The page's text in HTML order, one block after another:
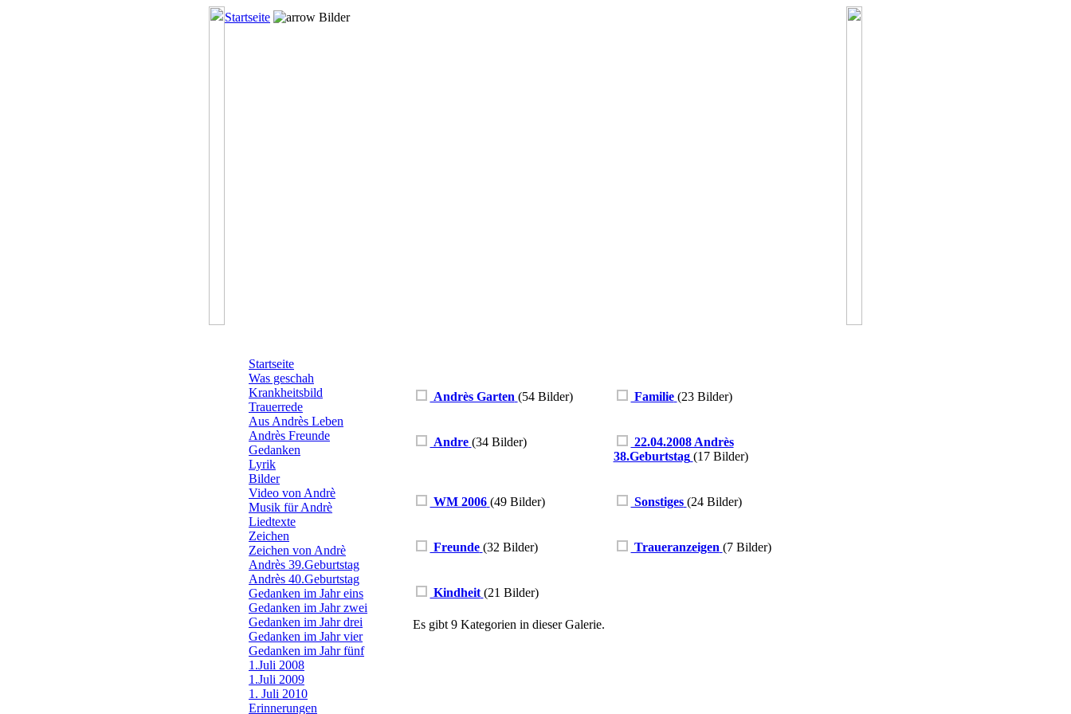
Startseite Bilder
Startseite
Was geschah
Krankheitsbild
Trauerrede
Aus Andrès Leben
Andrès Freunde
Gedanken
Lyrik
Bilder
Video von Andrè
Musik für Andrè
Liedtexte
Zeichen
Zeichen von Andrè
Andrès 39.Geburtstag
Andrès 40.Geburtstag
Gedanken im Jahr eins
Gedanken im Jahr zwei
Gedanken im Jahr drei
Gedanken im Jahr vier
Gedanken im Jahr fünf
1.Juli 2008
1.Juli 2009
1. Juli 2010
Erinnerungen
Andrès Garten (54 Bilder) Familie (23 Bilder)
Andre (34 Bilder)
22.04.2008 Andrès
38.Geburtstag (17 Bilder)
WM 2006 (49 Bilder) Sonstiges (24 Bilder)
Freunde (32 Bilder) Traueranzeigen (7 Bilder)
Kindheit (21 Bilder)
Es gibt 9 Kategorien in dieser Galerie.